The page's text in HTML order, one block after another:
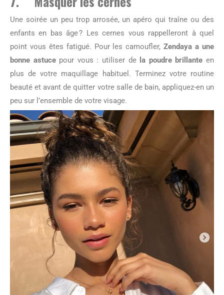
Une soirée un peu trop arrosée, un apéro qui traîne ou des
enfants en bas âge ? Les cernes vous rappelleront à quel
point vous êtes fatigué. Pour les camoufler,Zendaya a une
bonne astucepour vous : utiliser de la poudre brillante en
plus de votre maquillage habituel. Terminez votre routine
beauté et avant de quitter votre salle de bain, appliquez-en un
peu sur l’ensemble de votre visage.